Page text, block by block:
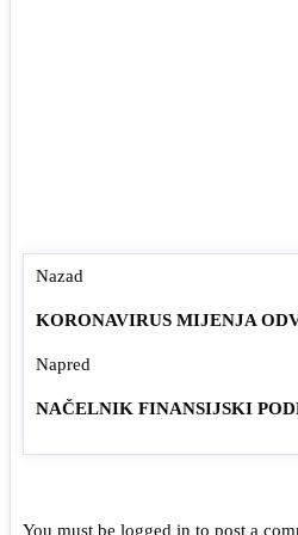
Nazad
KORONAVIRUS MIJENJA
Napred
NAČELNIK FINANSIJSKI
You must be logged in to post a